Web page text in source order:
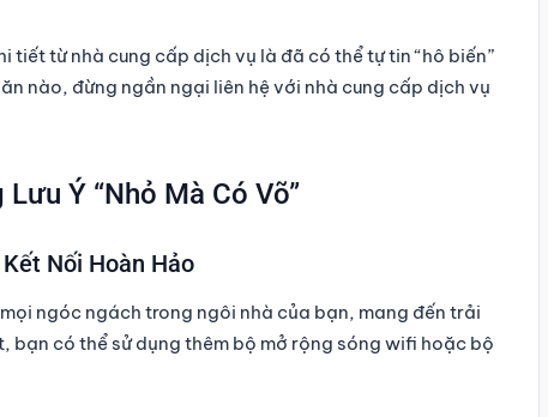
từ nhà cung cấp dịch vụ là đã có thể tự tin “hô biến”
nào, đừng ngần ngại liên hệ với nhà cung cấp dịch vụ
Ý “Nhỏ Mà Có Võ”
Nối Hoàn Hảo
ngóc ngách trong ngôi nhà của bạn, mang đến trải
bạn có thể sử dụng thêm bộ mở rộng sóng wifi hoặc bộ